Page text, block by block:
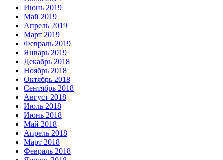
Июнь 2019
Май 2019
Апрель 2019
Март 2019
Февраль 2019
Январь 2019
Декабрь 2018
Ноябрь 2018
Октябрь 2018
Сентябрь 2018
Август 2018
Июль 2018
Июнь 2018
Май 2018
Апрель 2018
Март 2018
Февраль 2018